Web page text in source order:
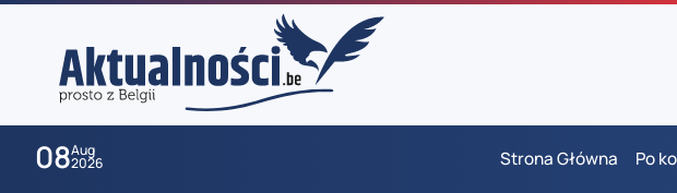
08Aug
2026 Strona Główna Po